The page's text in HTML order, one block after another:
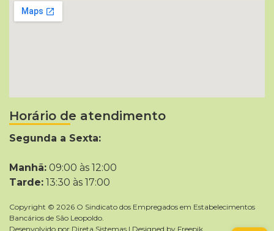
Horário de atendimento
Segunda a Sexta:
Manhã: 09:00 às 12:00
Tarde: 13:30 às 17:00
Copyright © 2026 O Sindicato dos Empregados em Estabelecimentos
Bancários de São Leopoldo.
Desenvolvido por Direta Sistemas | Designed by Freepik